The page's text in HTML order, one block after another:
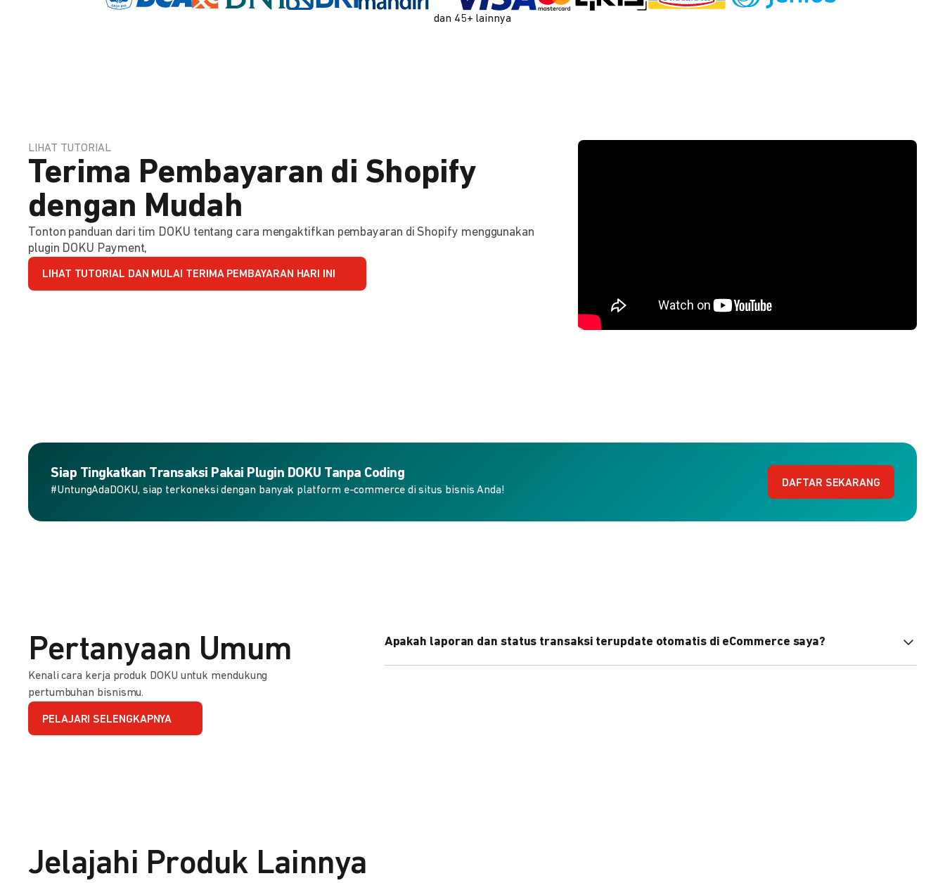
dan 45+ lainnya
LIHAT TUTORIAL
Terima Pembayaran di Shopify
dengan Mudah
Tonton panduan dari tim DOKU tentang cara mengaktifkan pembayaran di Shopify menggunakan
plugin DOKU Payment,
LIHAT TUTORIAL DAN MULAI TERIMA PEMBAYARAN HARI INI
Siap Tingkatkan Transaksi Pakai Plugin DOKU Tanpa Coding
#UntungAdaDOKU, siap terkoneksi dengan banyak platform e-commerce di situs bisnis Anda!
DAFTAR SEKARANG
Pertanyaan Umum
Kenali cara kerja produk DOKU untuk mendukung
pertumbuhan bisnismu.
PELAJARI SELENGKAPNYA
Apakah laporan dan status transaksi terupdate otomatis di eCommerce saya?
Jelajahi Produk Lainnya